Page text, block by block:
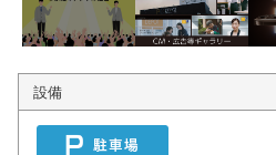
設備